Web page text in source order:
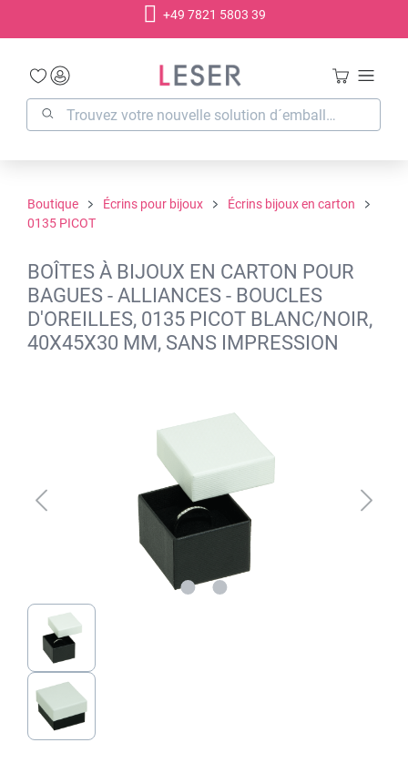
+49 7821 5803 39
Boutique Écrins pour bijoux
Écrins bijoux en carton
0135 PICOT
BOÎTES À BIJOUX EN CARTON POUR
BAGUES - ALLIANCES - BOUCLES
D'OREILLES, 0135 PICOT BLANC/NOIR,
40X45X30 MM, SANS IMPRESSION